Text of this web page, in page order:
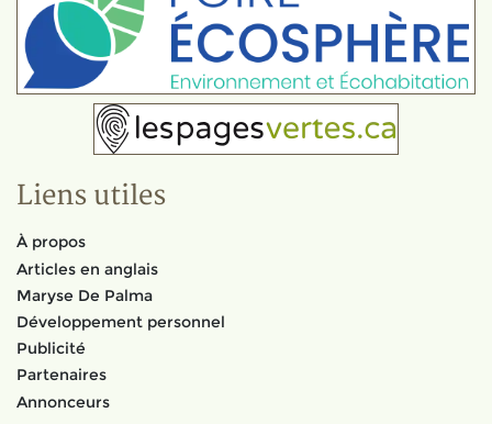
Liens utiles
À propos
Articles en anglais
Maryse De Palma
Développement personnel
Publicité
Partenaires
Annonceurs